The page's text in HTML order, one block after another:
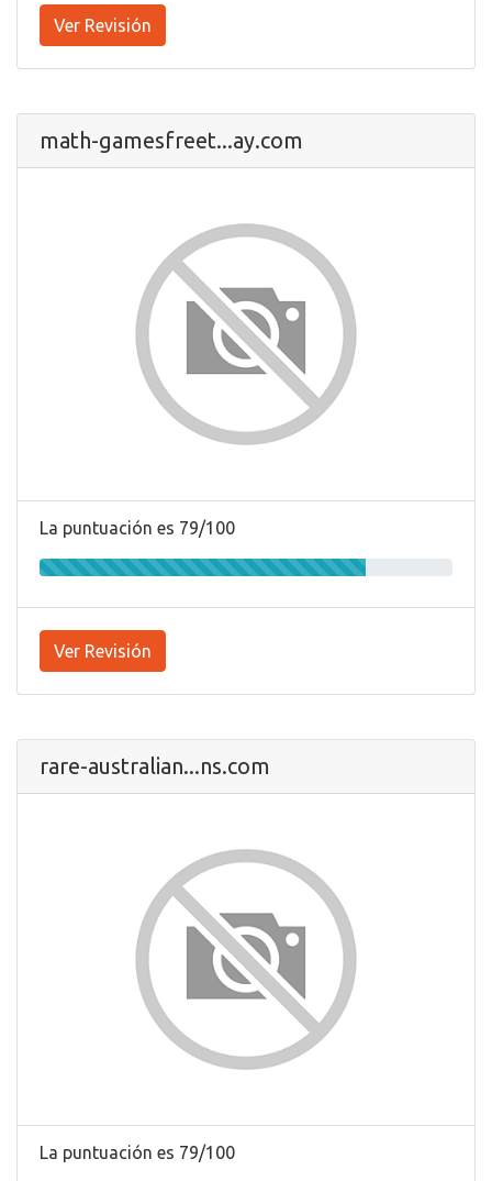
Ver Revisión
math-gamesfreet...ay.com
La puntuación es 79/100
Ver Revisión
rare-australian...ns.com
La puntuación es 79/100